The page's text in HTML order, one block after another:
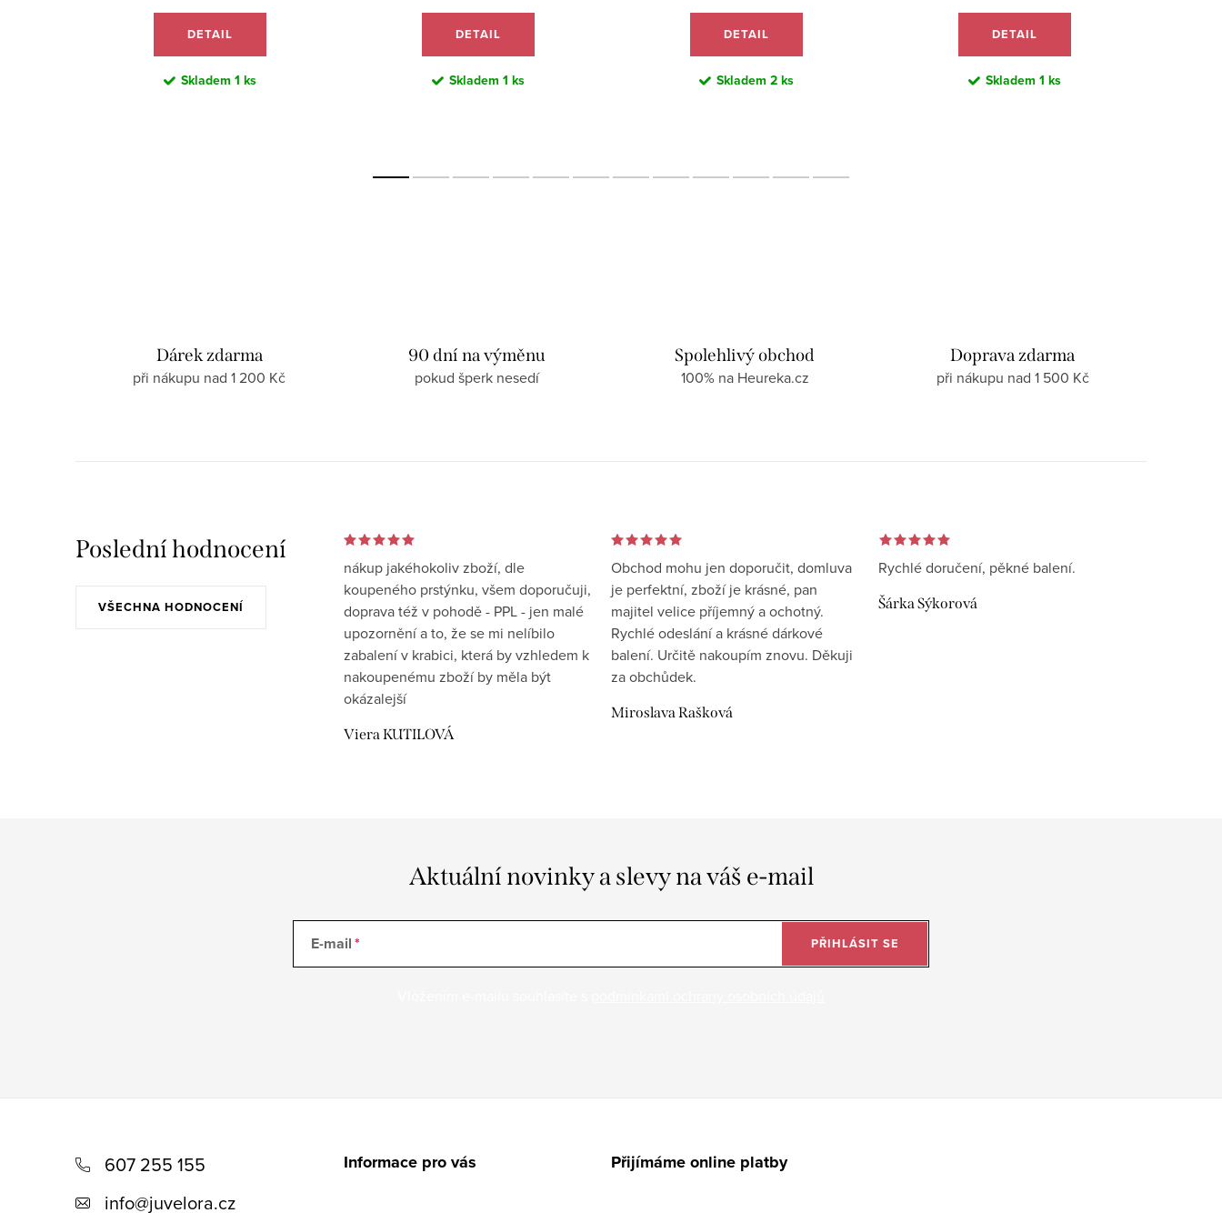
DETAIL
Skladem 1 ks
DETAIL
Skladem 1 ks
DETAIL
Skladem 2 ks
DETAIL
Skladem 1 ks
Dárek zdarma
při nákupu nad 1 200 Kč
90 dní na výměnu
pokud šperk nesedí
Spolehlivý obchod
100% na Heureka.cz
Doprava zdarma
při nákupu nad 1 500 Kč
Poslední hodnocení
VŠECHNA HODNOCENÍ
nákup jakéhokoliv zboží, dle
koupeného prstýnku, všem doporučuji,
doprava též v pohodě - PPL - jen malé
upozornění a to, že se mi nelíbilo
zabalení v krabici, která by vzhledem k
nakoupenému zboží by měla být
okázalejší
Viera KUTILOVÁ
Obchod mohu jen doporučit, domluva
je perfektní, zboží je krásné, pan
majitel velice příjemný a ochotný.
Rychlé odeslání a krásné dárkové
balení. Určitě nakoupím znovu. Děkuji
za obchůdek.
Miroslava Rašková
Rychlé doručení, pěkné balení.
Šárka Sýkorová
Aktuální novinky a slevy na váš e-mail
E-mail PŘIHLÁSIT SE
607 255 155
info@juvelora.cz
Informace pro vás Přijímáme online platby